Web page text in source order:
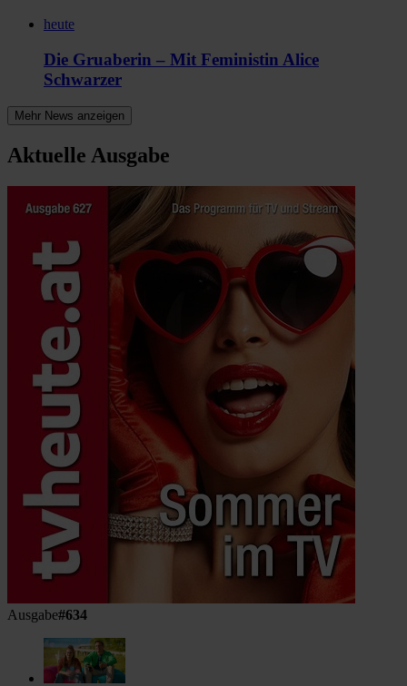
heute
Die Gruaberin – Mit Feministin Alice
Schwarzer
Mehr News anzeigen
Aktuelle Ausgabe
Ausgabe#634